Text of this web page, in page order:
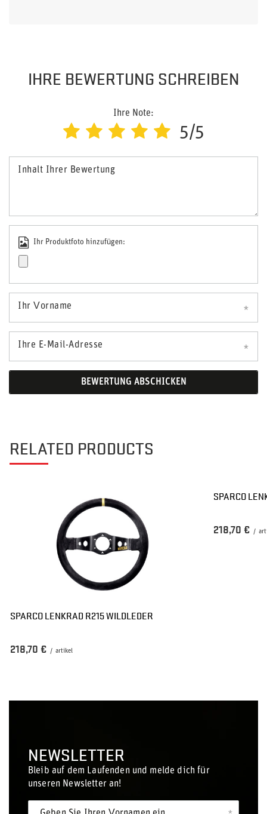
IHRE BEWERTUNG SCHREIBEN
Ihre Note:
5/5
Inhalt Ihrer Bewertung
Ihr Produktfoto hinzufügen:
Ihr Vorname
Ihre E-Mail-Adresse
BEWERTUNG ABSCHICKEN
RELATED PRODUCTS
SPARCO LENKRAD R215 WILDLEDER
218,70 € / artikel
SPARCO
218,70 € /
NEWSLETTER
Bleib auf dem Laufenden und melde dich für
unseren Newsletter an!